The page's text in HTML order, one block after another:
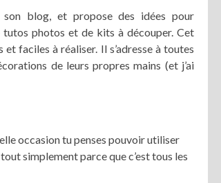
blog, et propose des idées pour
photos et de kits à découper. Cet
faciles à réaliser. Il s’adresse à toutes
de leurs propres mains (et j’ai
occasion tu penses pouvoir utiliser
simplement parce que c’est tous les